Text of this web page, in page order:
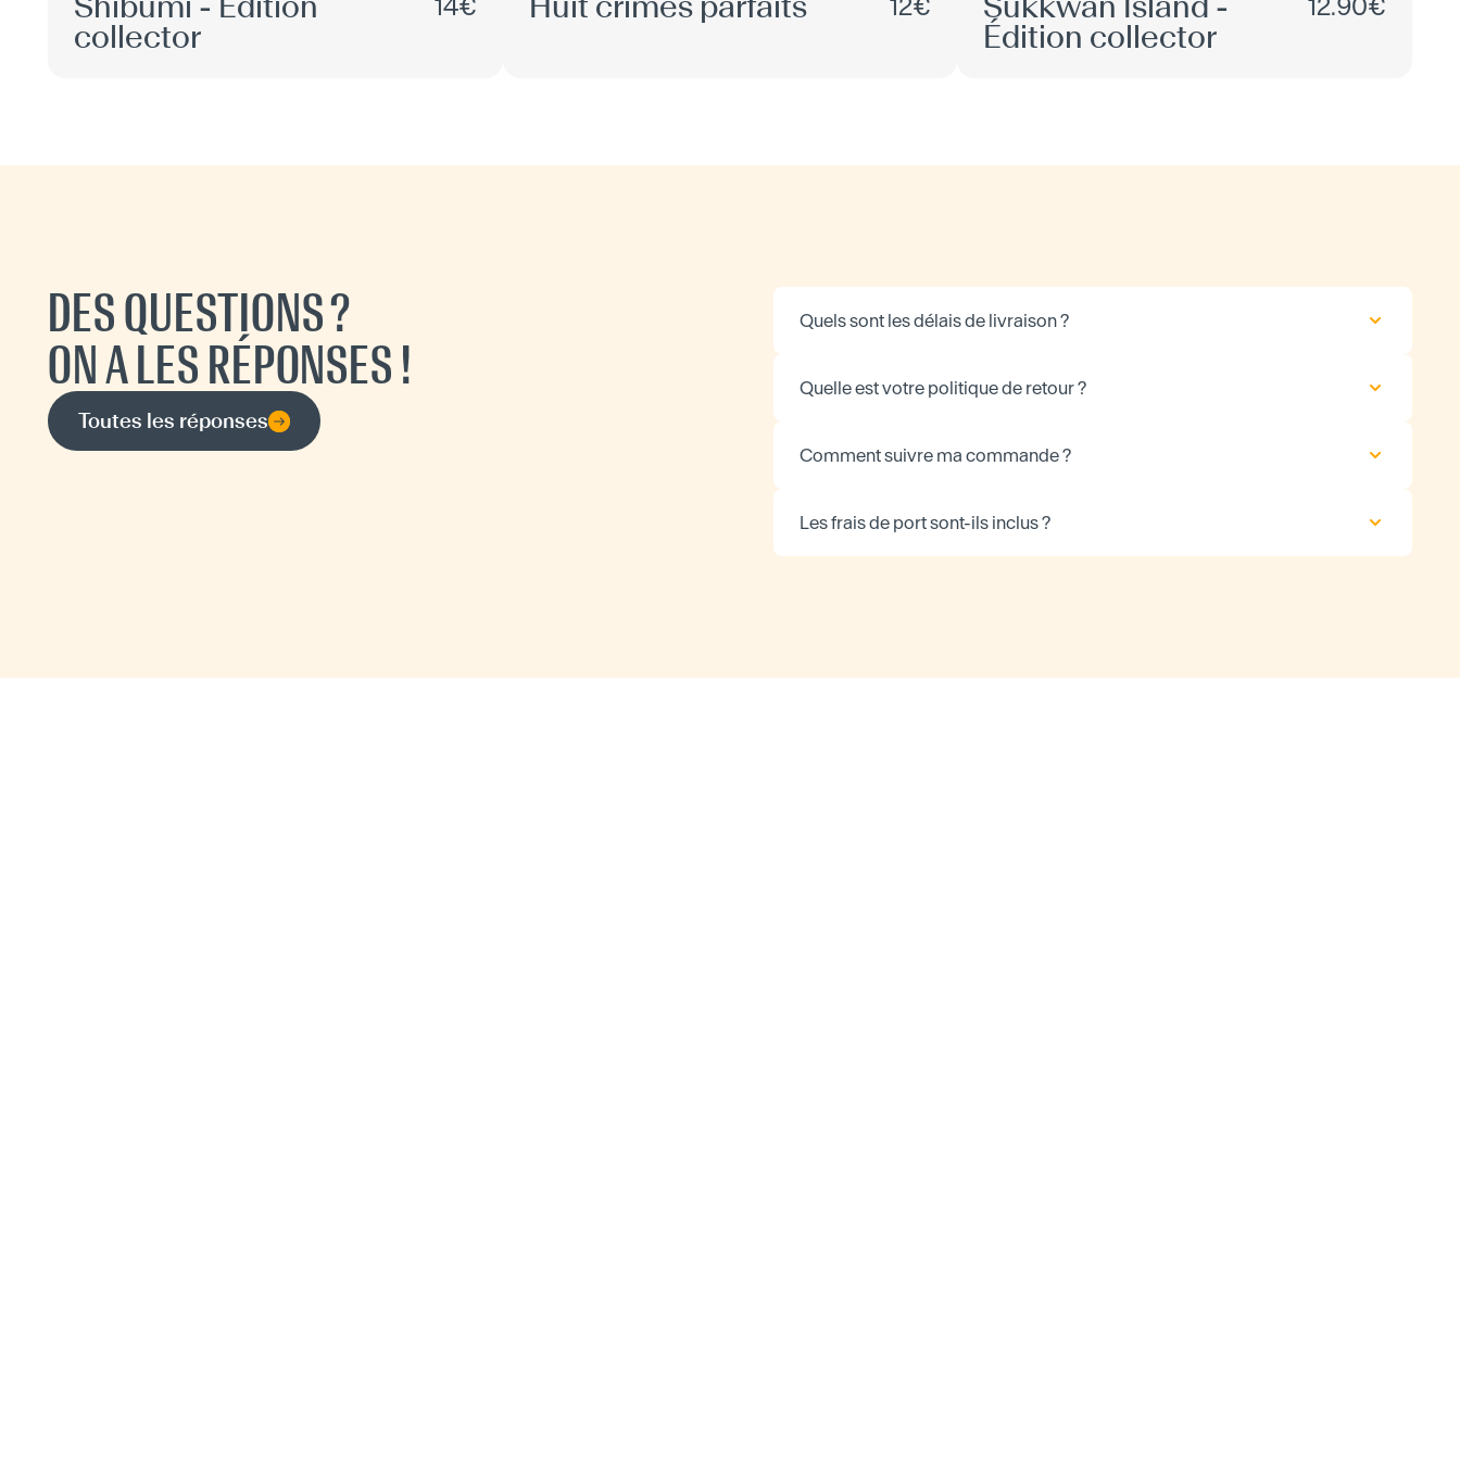
collector
14€ 12€
Édition collector
12.90€
DES QUESTIONS ?
ON A LES RÉPONSES !
Toutes les réponses
Quels sont les délais de livraison ?
Quelle est votre politique de retour ?
Comment suivre ma commande ?
Les frais de port sont-ils inclus ?